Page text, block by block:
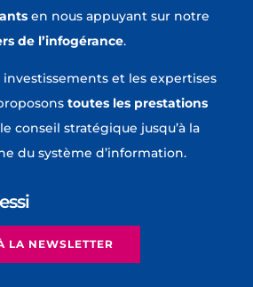
en nous appuyant sur notre
de l’infogérance.
et les expertises
toutes les prestations
conseil stratégique jusqu’à la
du système d’information.
LA NEWSLETTER